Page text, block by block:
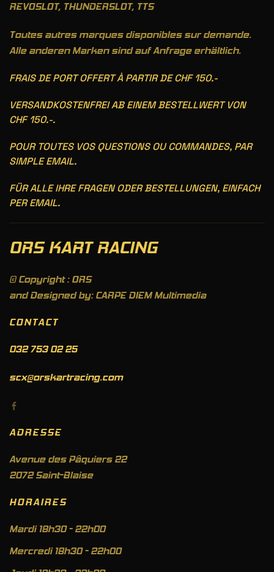
REVOSLOT, THUNDERSLOT, TTS
Toutes autres marques disponibles sur demande.
Alle anderen Marken sind auf Anfrage erhältlich.
FRAIS DE PORT OFFERT À PARTIR DE CHF 150.-
VERSANDKOSTENFREI AB EINEM BESTELLWERT VON
CHF 150.-.
POUR TOUTES VOS QUESTIONS OU COMMANDES, PAR
SIMPLE EMAIL.
FÜR ALLE IHRE FRAGEN ODER BESTELLUNGEN, EINFACH
PER EMAIL.
ORS KART RACING
© Copyright : ORS
and Designed by: CARPE DIEM Multimedia
CONTACT
032 753 02 25
scx@orskartracing.com
ADRESSE
Avenue des Pâquiers 22
2072 Saint-Blaise
HORAIRES
Mardi 18h30 - 22h00
Mercredi 18h30 - 22h00